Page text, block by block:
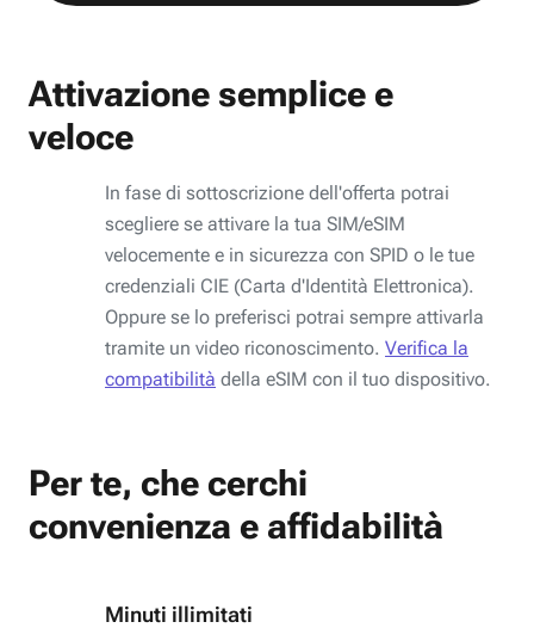
Attivazione semplice e
veloce
In fase di sottoscrizione dell'offerta potrai
scegliere se attivare la tua SIM/eSIM
velocemente e in sicurezza con SPID o le tue
credenziali CIE (Carta d'Identità Elettronica).
Oppure se lo preferisci potrai sempre attivarla
tramite un video riconoscimento. Verifica la
compatibilità della eSIM con il tuo dispositivo.
Per te, che cerchi
convenienza e affidabilità
Minuti illimitati